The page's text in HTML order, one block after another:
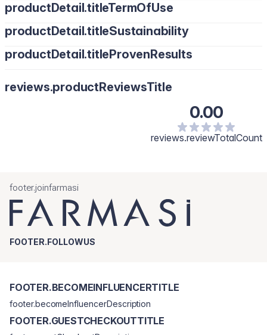
productDetail.titleTermOfUse
productDetail.titleSustainability
productDetail.titleProvenResults
reviews.productReviewsTitle
0.00
reviews.reviewTotalCount
footer.joinfarmasi
FOOTER.FOLLOWUS
FOOTER.BECOMEINFLUENCERTITLE
footer.becomeInfluencerDescription
FOOTER.GUESTCHECKOUTTITLE